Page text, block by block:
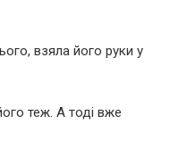
взяла його руки у
теж. А тоді вже